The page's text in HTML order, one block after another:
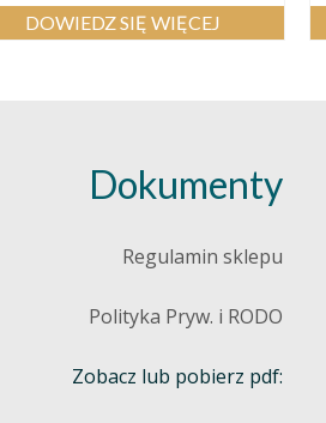
DOWIEDZ SIĘ WIĘCEJ
Dokumenty
Regulamin sklepu
Polityka Pryw. i RODO
Zobacz lub pobierz pdf: